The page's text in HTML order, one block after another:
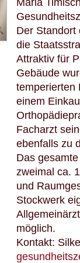
Maria
Der Standort
die
Attraktiv für
Gebäude
temperierten
einem
Facharzt
ebenfalls zu
Das
zweimal ca.
und
Stockwerk
möglich.
Kontakt: